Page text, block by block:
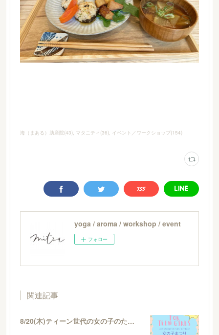
海（まある）助産院(43) マタニティ (36) イベント／ワークショップ(154)
yoga / aroma / workshop / event
フォロー
関連記事
8/20(木)ティーン世代の女の子のためのイベント・女の子まつり